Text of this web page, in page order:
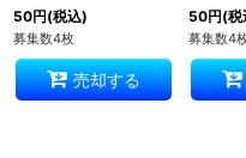
50円(税込)
募集数4枚
売却する
50円(税
募集数4